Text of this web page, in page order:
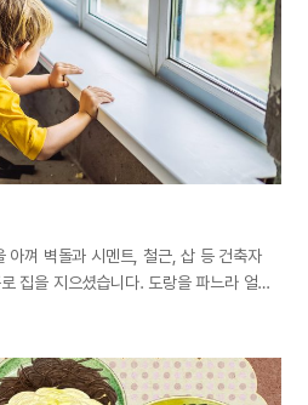
는 수화기를 집어 들었다. 동생에게
호를 몰랐다. 나는 빈 수화기에 대고
아껴 벽돌과 시멘트, 철근, 삽 등 건축자
집을 지으셨습니다. 도랑을 파느라 얼굴
르던 아빠 모습이 지금도 생각납니다.
았습니다. 제가 성인이 되었을 때, 아빠가
되었습니다. 주위에 있는 집 중에 가장